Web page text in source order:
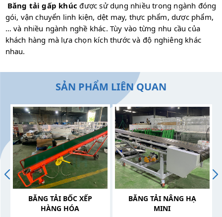
Băng tải gấp khúc được sử dụng nhiều trong ngành đóng
gói, vận chuyển linh kiện, dệt may, thực phẩm, dược phẩm,
… và nhiều ngành nghề khác. Tùy vào từng nhu cầu của
khách hàng mà lựa chọn kích thước và độ nghiêng khác
nhau.
SẢN PHẨM LIÊN QUAN
BĂNG TẢI BỐC XẾP
HÀNG HÓA
BĂNG TẢI NÂNG HẠ
MINI